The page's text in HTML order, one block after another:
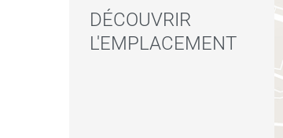
DÉCOUVRIR
L'EMPLACEMENT